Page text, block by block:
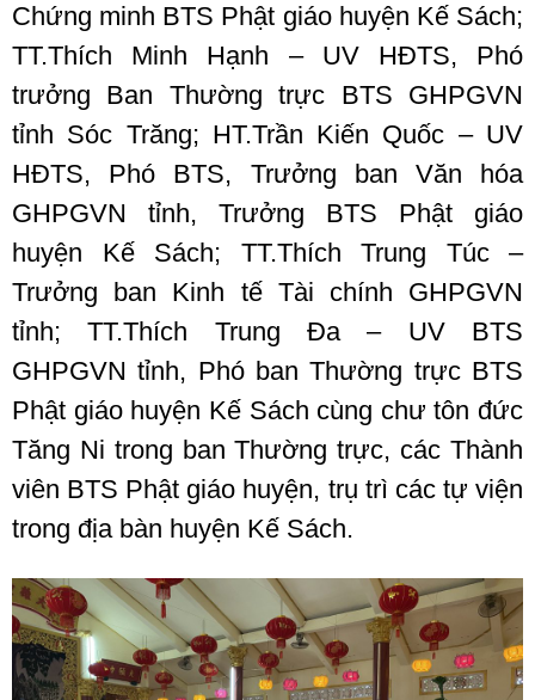
Chứng minh BTS Phật giáo huyện Kế Sách;
TT.Thích Minh Hạnh – UV HĐTS, Phó
trưởng Ban Thường trực BTS GHPGVN
tỉnh Sóc Trăng; HT.Trần Kiến Quốc – UV
HĐTS, Phó BTS, Trưởng ban Văn hóa
GHPGVN tỉnh, Trưởng BTS Phật giáo
huyện Kế Sách; TT.Thích Trung Túc –
Trưởng ban Kinh tế Tài chính GHPGVN
tỉnh; TT.Thích Trung Đa – UV BTS
GHPGVN tỉnh, Phó ban Thường trực BTS
Phật giáo huyện Kế Sách cùng chư tôn đức
Tăng Ni trong ban Thường trực, các Thành
viên BTS Phật giáo huyện, trụ trì các tự viện
trong địa bàn huyện Kế Sách.